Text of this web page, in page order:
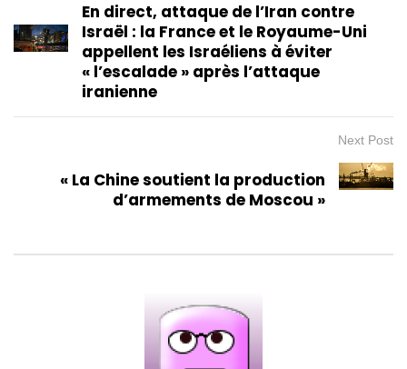
En direct, attaque de l’Iran contre
Israël : la France et le Royaume-Uni
appellent les Israéliens à éviter
« l’escalade » après l’attaque
iranienne
Next Post
« La Chine soutient la production
d’armements de Moscou »